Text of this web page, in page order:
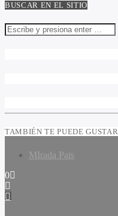
BUSCAR EN EL SITIO
TAMBIÉN TE PUEDE GUSTAR
MIrada Pais
0